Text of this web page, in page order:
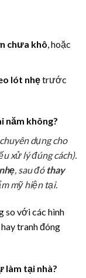
chưa khô, hoặc
lót nhẹtrước
năm không?
dụng cho
xử lý đúng cách).
, sau đó thay
mỹ hiện tại.
so với các hình
tranh đóng
làm tại nhà?